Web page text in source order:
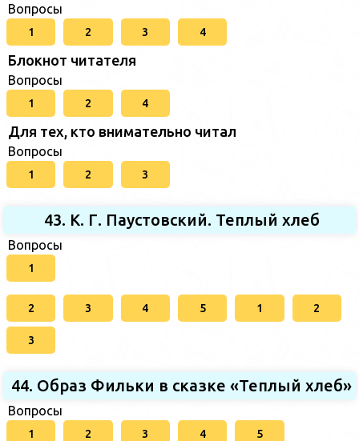
Вопросы
1 2 3 4
Блокнот читателя
Вопросы
1 2 4
Для тех, кто внимательно читал
Вопросы
1 2 3
43. К. Г. Паустовский. Теплый хлеб
Вопросы
1
2 3 4 5 1 2
3
44. Образ Фильки в сказке «Теплый хлеб»
Вопросы
1 2 3 4 5